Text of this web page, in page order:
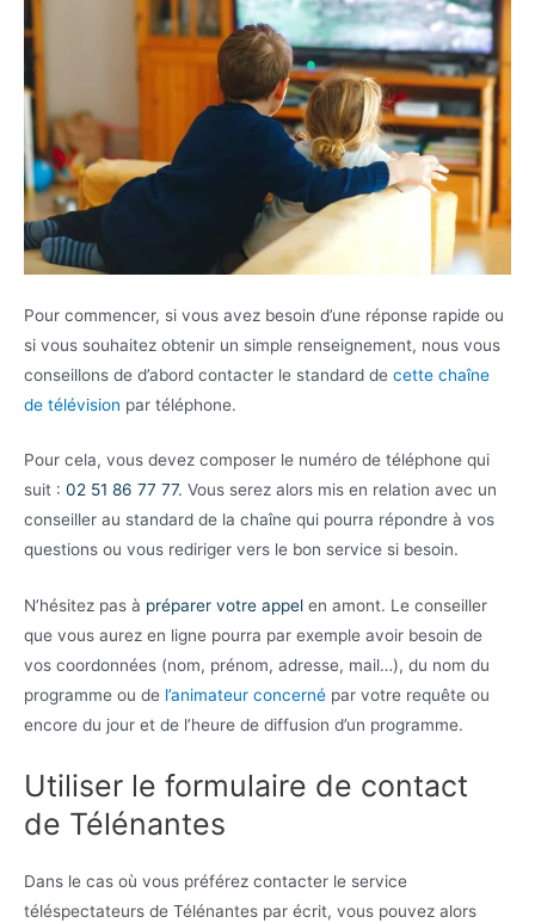
Pour commencer, si vous avez besoin d’une réponse rapide ou
si vous souhaitez obtenir un simple renseignement, nous vous
conseillons de d’abord contacter le standard de cette chaîne
de télévision par téléphone.
Pour cela, vous devez composer le numéro de téléphone qui
suit : 02 51 86 77 77. Vous serez alors mis en relation avec un
conseiller au standard de la chaîne qui pourra répondre à vos
questions ou vous rediriger vers le bon service si besoin.
N’hésitez pas à préparer votre appel en amont. Le conseiller
que vous aurez en ligne pourra par exemple avoir besoin de
vos coordonnées (nom, prénom, adresse, mail…), du nom du
programme ou de l’animateur concerné par votre requête ou
encore du jour et de l’heure de diffusion d’un programme.
Utiliser le formulaire de contact
de Télénantes
Dans le cas où vous préférez contacter le service
téléspectateurs de Télénantes par écrit, vous pouvez alors